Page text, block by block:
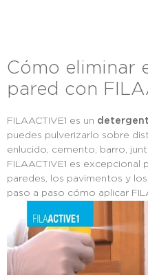
Cómo eliminar
pared con
FILAACTIVE1 es un
puedes pulverizarlo sobre
enlucido, cemento, barro,
FILAACTIVE1 es excepcional
paredes, los pavimentos y
paso a paso cómo aplicar